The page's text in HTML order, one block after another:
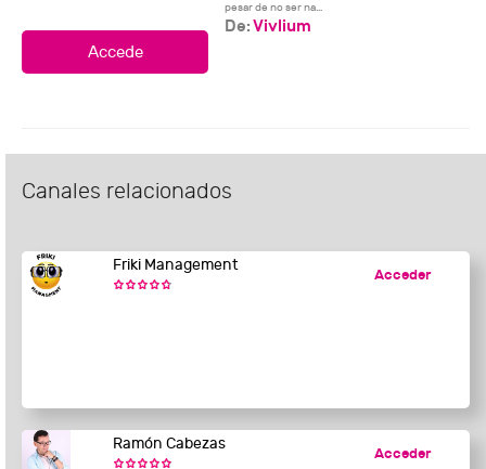
pesar de no ser na...
De:Vivlium
Canales relacionados
Friki Management
Acceder
Ramón Cabezas
Acceder